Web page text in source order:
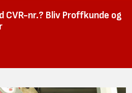
CVR-nr.? Bliv Proffkunde og